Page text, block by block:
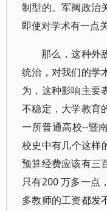
制型的。军阀政治
即使对学术有一点
那么，这种外
统治，对我们的学
为，这种影响主要
不稳定，大学教育
一所普通高校--暨
校史中有几个这样
预算经费应该有三
只有200 万多一点
多教师的工资都发